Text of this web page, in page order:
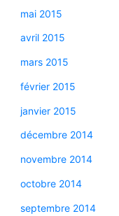
mai 2015
avril 2015
mars 2015
février 2015
janvier 2015
décembre 2014
novembre 2014
octobre 2014
septembre 2014